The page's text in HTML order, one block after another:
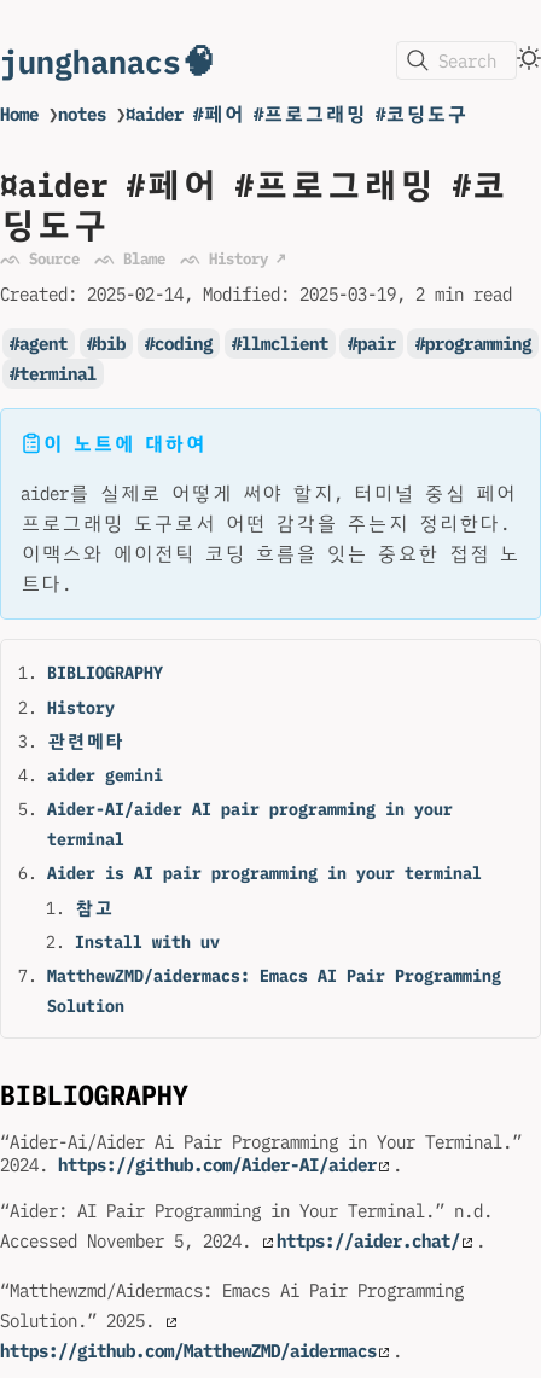
junghanacs🧠 Search
Home ❯notes ❯¤aider #페어 #프로그래밍 #코딩도구
¤aider #페어 #프로그래밍 #코
딩도구
ᨒ Source ᨒ Blame ᨒ History ↗
Created: 2025-02-14 Modified: 2025-03-19 2 min read
agent bib coding llmclient pair
programming
terminal
이 노트에 대하여
aider를 실제로 어떻게 써야 할지, 터미널 중심 페어
프로그래밍 도구로서 어떤 감각을 주는지 정리한다.
이맥스와 에이전틱 코딩 흐름을 잇는 중요한 접점 노
트다.
BIBLIOGRAPHY
History
관련메타
aider gemini
Aider-AI/aider AI pair programming in your
terminal
Aider is AI pair programming in your terminal
참고
Install with uv
MatthewZMD/aidermacs: Emacs AI Pair Programming
Solution
BIBLIOGRAPHY
“Aider-Ai/Aider Ai Pair Programming in Your Terminal.”
2024. https://github.com/Aider-AI/aider
.
“Aider: AI Pair Programming in Your Terminal.” n.d.
Accessed November 5, 2024.
https://aider.chat/ .
“Matthewzmd/Aidermacs: Emacs Ai Pair Programming
Solution.” 2025.
https://github.com/MatthewZMD/aidermacs
.